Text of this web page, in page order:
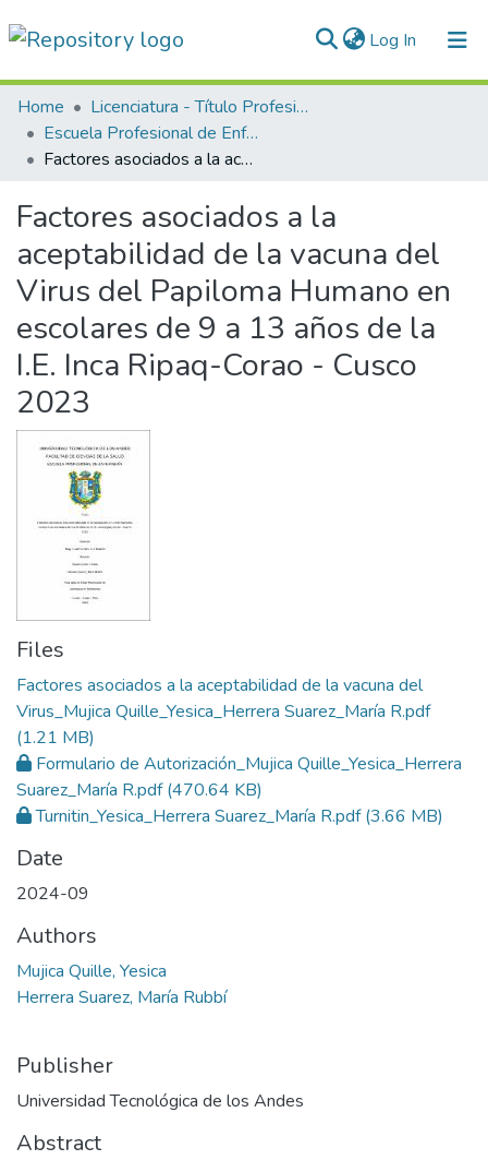
Log In (current)
Communities & Collections
All of DSpace
Normativas
Home
Licenciatura - Título Profesional
Escuela Profesional de Enfermería
Factores asociados a la aceptabilidad de la vacuna del Virus del Papiloma Humano en escolares de 9 a 13 años de la I.E. Inca Ripaq-Corao - Cusco 2023
Factores asociados a la
aceptabilidad de la vacuna del
Virus del Papiloma Humano en
escolares de 9 a 13 años de la
I.E. Inca Ripaq-Corao - Cusco
2023
Files
Factores asociados a la aceptabilidad de la vacuna del
Virus_Mujica Quille_Yesica_Herrera Suarez_María R.pdf
(1.21 MB)
Formulario de Autorización_Mujica Quille_Yesica_Herrera
Suarez_María R.pdf(470.64 KB)
Turnitin_Yesica_Herrera Suarez_María R.pdf(3.66 MB)
Date
2024-09
Authors
Mujica Quille, Yesica
Herrera Suarez, María Rubbí
Publisher
Universidad Tecnológica de los Andes
Abstract